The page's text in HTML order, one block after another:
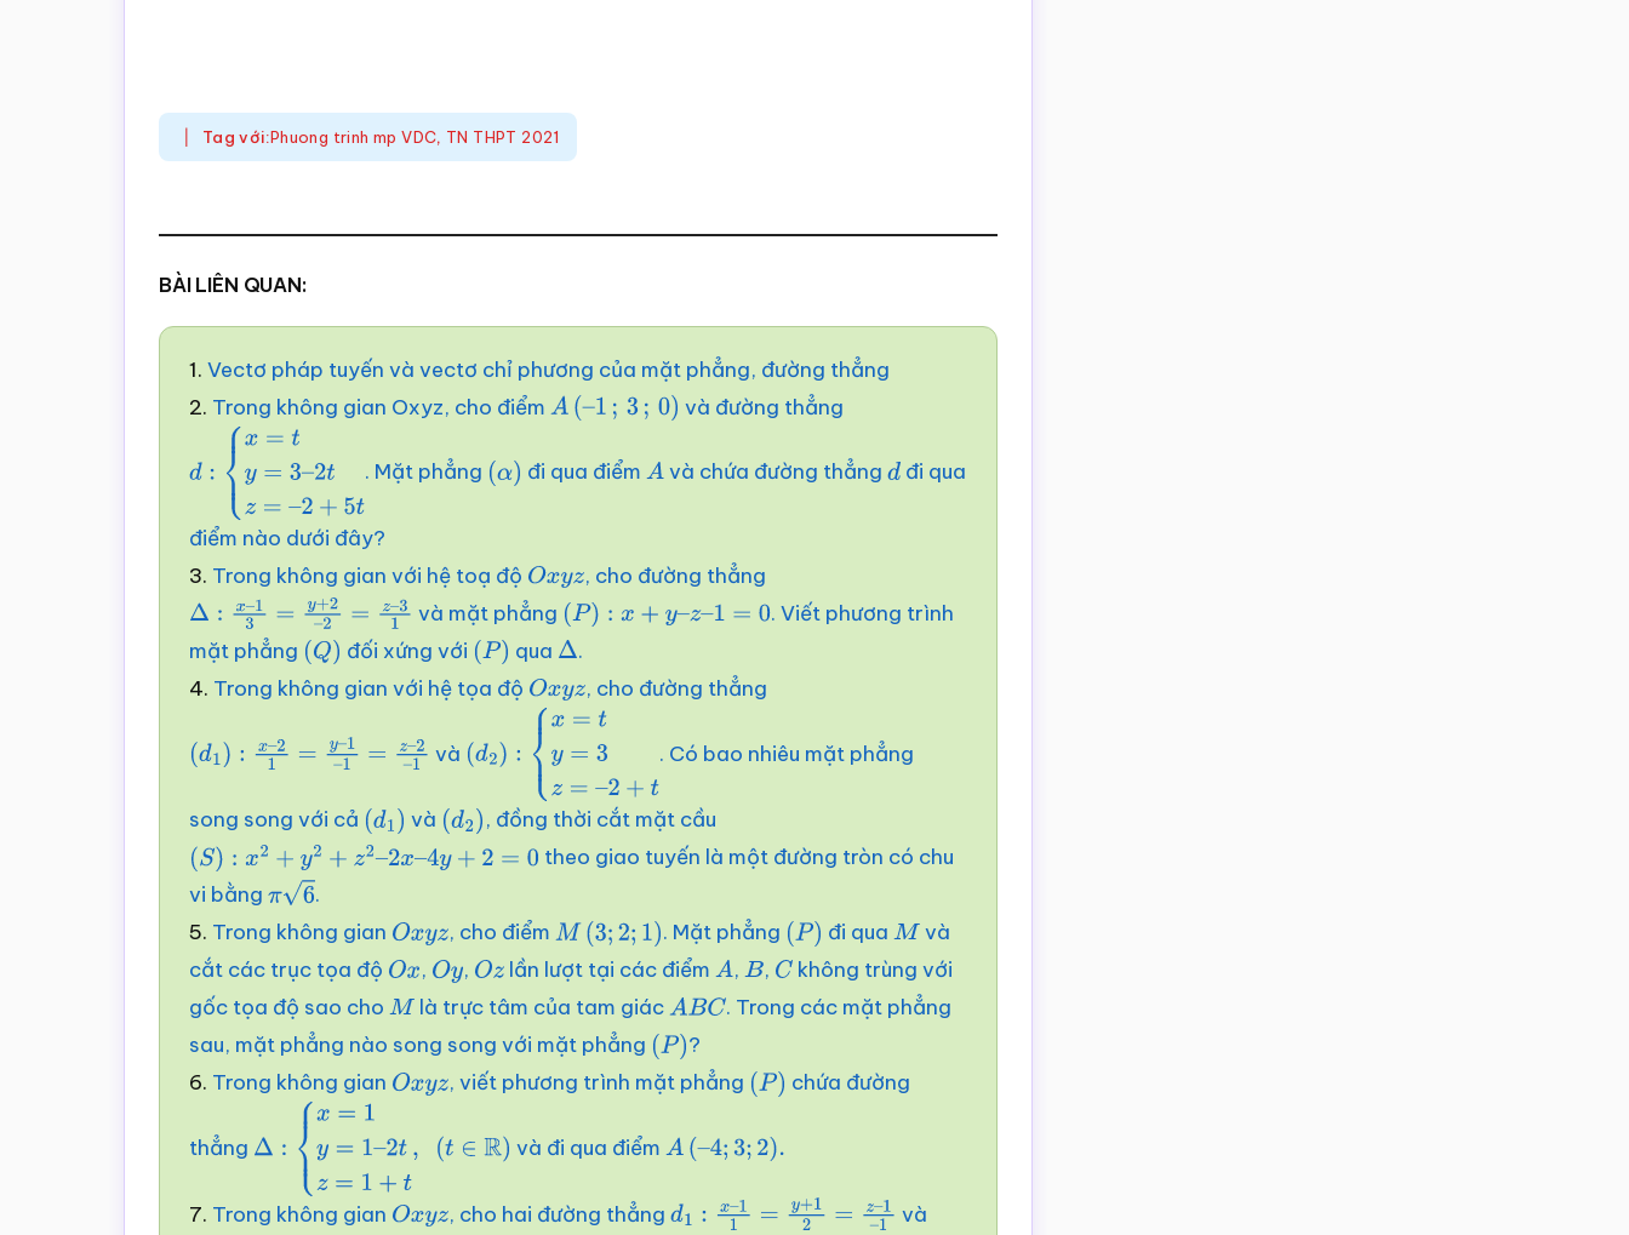
Tag với:Phuong trinh mp VDC, TN THPT 2021
BÀI LIÊN QUAN:
1. Vectơ pháp tuyến và vectơ chỉ phương của mặt phẳng, đường thẳng
2. Trong không gian Oxyz, cho điểm A( –1;3; 0) và đường thẳng
d { x= ty =3–
=–2 +5t
. Mặt phẳng (α) đi qua điểmA và chứa đường thẳngdđi qua
điểm nào dưới đây?
3. Trong không gian với hệ toạ độ Oxyz, cho đường thẳng
Δ: x–13= y+ 2–2= z– 31 và mặt phẳng (P): x+y –z –1=0
. Viết phương trình
mặt phẳng (Q) đối xứng với (P) qua Δ .
4. Trong không gian với hệ tọa độ Oxyz, cho đường thẳng
(d1) x –21= y– 1–1=z– 2– và (d2) { x=ty=3z . Có bao nhiêu mặt phẳng
song song với cả (d1) và (d2), đồng thời cắt mặt cầu
(S): x 2+y 2+ z2 –2 x–4y+2=0
theo giao tuyến là một đường tròn có chu
vi bằng π6
.
5. Trong không gian Oxyz, cho điểm M( 3;2 1) . Mặt phẳng (P) đi quaM và
cắt các trục tọa độ Ox , Oy, Ozlần lượt tại các điểm A,B , Ckhông trùng với
gốc tọa độ sao cho M là trực tâm của tam giácABC . Trong các mặt phẳng
sau, mặt phẳng nào song song với mặt phẳng (P) ?
6. Trong không gian Oxyz, viết phương trình mặt phẳng (P) chứa đường
thẳng Δ: x = 1y =1 –2tz=1 t,( t∈R) và đi qua điểmA(–4;3;2 ).
7. Trong không gian Oxyz, cho hai đường thẳng d1: x –11= y+ 2=z –1–1 và